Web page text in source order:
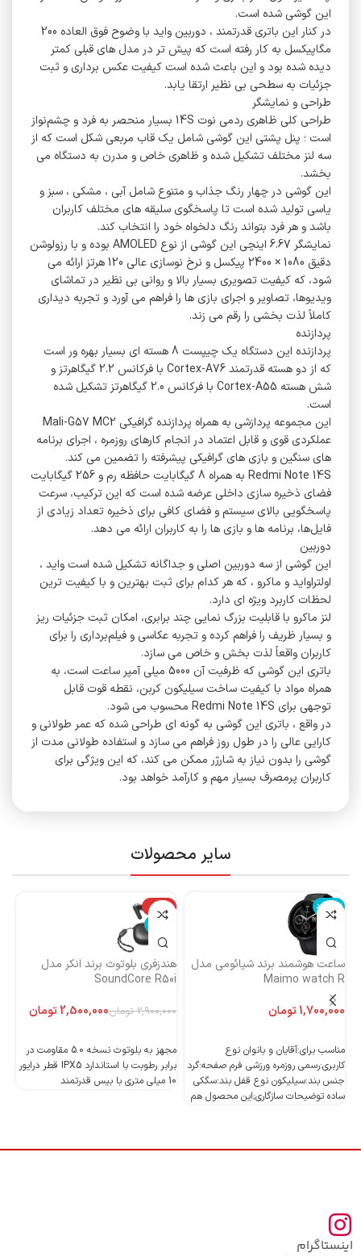
این گوشی شده است.
در کنار این باتری قدرتمند ، دوربین واید با وضوح فوق‌ العاده 200
مگاپیکسل به کار رفته است که پیش‌ تر در مدل‌ های قبلی کمتر
دیده شده بود و این باعث شده است کیفیت عکس‌ برداری و ثبت
جزئیات به سطحی بی‌ نظیر ارتقا یابد.
طراحی و نمایشگر
طراحی کلی ظاهری ردمی نوت 14S بسیار منحصر به فرد و چشم‌نواز
است ؛ پنل پشتی این گوشی شامل یک قاب مربعی شکل است که از
سه لنز مختلف تشکیل شده و ظاهری خاص و مدرن به دستگاه می‌
بخشد.
این گوشی در چهار رنگ جذاب و متنوع شامل آبی ، مشکی ، سبز و
یاسی تولید شده است تا پاسخگوی سلیقه‌ های مختلف کاربران
باشد و هر فرد بتواند رنگ دلخواه خود را انتخاب کند.
نمایشگر 6.67 اینچی این گوشی از نوع AMOLED بوده و با رزولوشن
دقیق 1080 × 2400 پیکسل و نرخ نوسازی عالی 120 هرتز ارائه می‌
شود، که کیفیت تصویری بسیار بالا و روانی بی‌ نظیر در تماشای
ویدیوها، تصاویر و اجرای بازی‌ ها را فراهم می‌ آورد و تجربه دیداری
کاملاً لذت‌ بخشی را رقم می‌ زند.
پردازنده
پردازنده این دستگاه یک چیپست 8 هسته‌ ای بسیار بهره‌ ور است
که از دو هسته قدرتمند Cortex-A76 با فرکانس 2.2 گیگاهرتز و
شش هسته Cortex-A55 با فرکانس 2.0 گیگاهرتز تشکیل شده
است.
این مجموعه پردازشی به همراه پردازنده گرافیکی Mali-G57 MC2
عملکردی قوی و قابل اعتماد در انجام کارهای روزمره ، اجرای برنامه‌
های سنگین و بازی‌ های گرافیکی پیشرفته را تضمین می‌ کند.
Redmi Note 14S به همراه 8 گیگابایت حافظه رم و 256 گیگابایت
فضای ذخیره سازی داخلی عرضه شده است که این ترکیب، سرعت
پاسخگویی بالای سیستم و فضای کافی برای ذخیره تعداد زیادی از
فایل‌ها، برنامه‌ ها و بازی‌ ها را به کاربران ارائه می‌ دهد.
دوربین
این گوشی از سه دوربین اصلی و جداگانه تشکیل شده است واید ،
اولتراواید و ماکرو ، که هر کدام برای ثبت بهترین و با کیفیت‌ ترین
لحظات کاربرد ویژه‌ ای دارد.
لنز ماکرو با قابلیت بزرگ‌ نمایی چند برابری، امکان ثبت جزئیات ریز
و بسیار ظریف را فراهم کرده و تجربه عکاسی و فیلم‌برداری را برای
کاربران واقعاً لذت‌ بخش و خاص می‌ سازد.
باتری این گوشی که ظرفیت آن 5000 میلی‌ آمپر ساعت است، به
همراه مواد با کیفیت ساخت سیلیکون کربن، نقطه قوت قابل
توجهی برای Redmi Note 14S محسوب می‌ شود.
در واقع ، باتری این گوشی به گونه‌ ای طراحی شده که عمر طولانی و
کارایی عالی را در طول روز فراهم می‌ سازد و استفاده طولانی مدت از
گوشی را بدون نیاز به شارژر ممکن می‌ کند، که این ویژگی برای
کاربران پرمصرف بسیار مهم و کارآمد خواهد بود.
سایر محصولات
ناموجود
ساعت هوشمند برند شیائومی مدل
Maimo watch R
تومان
مناسب برای:آقایان و بانوان نوع
کاربری:رسمی روزمره ورزشی فرم صفحه:گرد
جنس بند:سیلیکون نوع قفل بند:سگکی
ساده توضیحات سازگاری;این محصول هم
-14%
ناموجود
هندزفری بلوتوث برند انکر مدل
SoundCore R50i
2,900,000 تومان2,500,000تومان
مجهز به بلوتوث نسخه 5.0 مقاومت در
برابر رطوبت با استاندارد IPX5 قطر درایور
10 میلی متری با بیس قدرتمند
اینستاگرام